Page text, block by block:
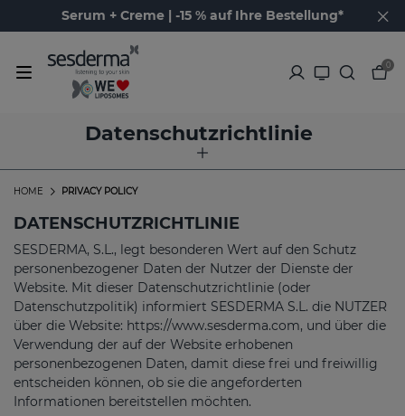
Serum + Creme | -15 % auf Ihre Bestellung*
0
Datenschutzrichtlinie
PRIVACY POLICY
HOME
DATENSCHUTZRICHTLINIE
SESDERMA, S.L., legt besonderen Wert auf den Schutz
personenbezogener Daten der Nutzer der Dienste der
Website. Mit dieser Datenschutzrichtlinie (oder
Datenschutzpolitik) informiert SESDERMA S.L. die NUTZER
über die Website: https://www.sesderma.com, und über die
Verwendung der auf der Website erhobenen
personenbezogenen Daten, damit diese frei und freiwillig
entscheiden können, ob sie die angeforderten
Informationen bereitstellen möchten.